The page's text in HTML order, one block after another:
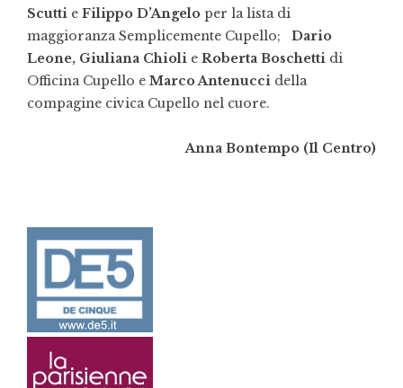
Scutti e Filippo D’Angelo per la lista di
maggioranza Semplicemente Cupello; Dario
Leone, Giuliana Chioli e Roberta Boschetti di
Officina Cupello e Marco Antenucci della
compagine civica Cupello nel cuore.
Anna Bontempo (Il Centro)